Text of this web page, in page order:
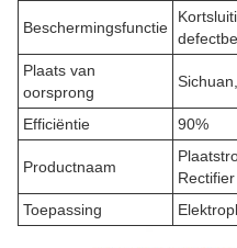
Beschermingsfunctie
Plaats van
oorsprong
Efficiëntie 90%
Productnaam
Rectifier
Toepassing